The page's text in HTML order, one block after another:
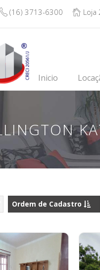
(16) 3713-6300 Loja
Inicio
Ordem de Cadastro